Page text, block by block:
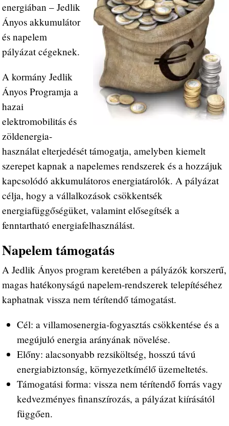
energiában – Jedlik
Ányos akkumulátor
és napelem
pályázat cégeknek.
A kormány Jedlik
Ányos Programja a
hazai
elektromobilitás és
zöldenergia-
használat elterjedését támogatja, amelyben kiemelt
szerepet kapnak a napelemes rendszerek és a hozzájuk
kapcsolódó akkumulátoros energiatárolók. A pályázat
célja, hogy a vállalkozások csökkentsék
energiafüggőségüket, valamint elősegítsék a
fenntartható energiafelhasználást.
Napelem támogatás
A Jedlik Ányos program keretében a pályázók korszerű,
magas hatékonyságú napelem-rendszerek telepítéséhez
kaphatnak vissza nem térítendő támogatást.
Cél: a villamosenergia-fogyasztás csökkentése és a
megújuló energia arányának növelése.
Előny: alacsonyabb rezsiköltség, hosszú távú
energiabiztonság, környezetkímélő üzemeltetés.
Támogatási forma: vissza nem térítendő forrás vagy
kedvezményes finanszírozás, a pályázat kiírásától
függően.